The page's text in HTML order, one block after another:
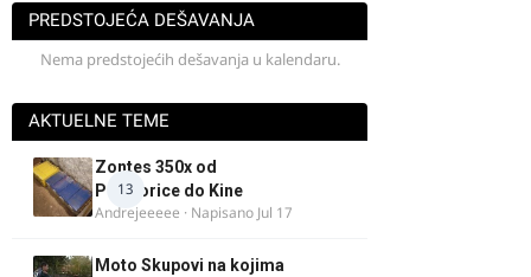
PREDSTOJEĆA DEŠAVANJA
Nema predstojećih dešavanja u kalendaru.
AKTUELNE TEME
13
Zontes 350x od
Podgorice do Kine
Andrejeeeee · Napisano Jul 17
Moto Skupovi na kojima